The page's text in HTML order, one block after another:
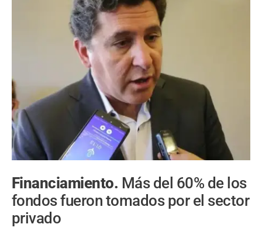
Financiamiento. Más del 60% de los
fondos fueron tomados por el sector
privado